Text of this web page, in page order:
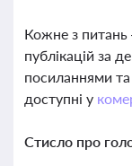
Кожне з питань
публікацій за
посиланнями
доступні у
Стисло про